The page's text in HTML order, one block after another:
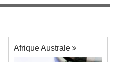
Afrique Australe